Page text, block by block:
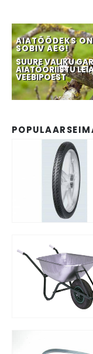
AIATÖÖDEKS
SOBIV AEG!
SUURE VALIKU
AIATÖÖRIISTU
VEEBIPOEST